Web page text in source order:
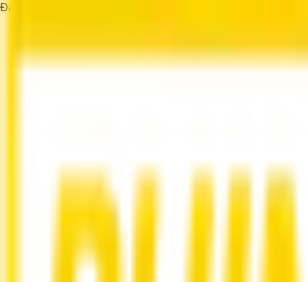
Đang tải...